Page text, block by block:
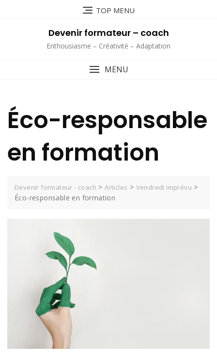
TOP MENU
Devenir formateur – coach
Enthousiasme – Créativité – Adaptation
MENU
Éco-responsable
en formation
Devenir formateur - coach >Articles > Vendredi Imprévu >
Éco-responsable en formation